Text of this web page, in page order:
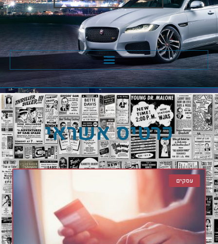
כרטיס אשראי
עסקים